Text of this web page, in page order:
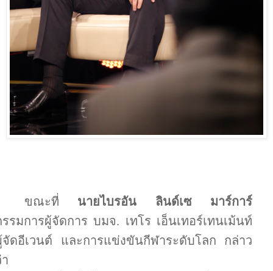
ขณะที่ นายไบรอัน ลินด์เซ มาร์การ์
รรมการผู้จัดการ บมจ. เทโร เอ็นเทอร์เทนเม้นท์
จัดอีเวนต์ และการแข่งขันกีฬาระดับโลก กล่าว